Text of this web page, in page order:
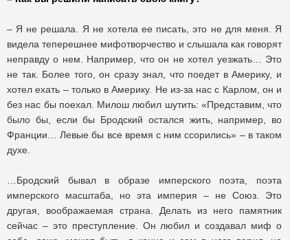
– Я не решала. Я не хотела ее писать, это не для меня. Я
видела теперешнее мифотворчество и слышала как говорят
неправду о нем. Например, что он не хотел уезжать… Это
не так. Более того, он сразу знал, что поедет в Америку, и
хотел ехать – только в Америку. Не из-за нас с Карлом, он и
без нас бы поехал. Милош любил шутить: «Представим, что
было бы, если бы Бродский остался жить, например, во
Франции… Левые бы все время с ним ссорились» – в таком
духе.
…Бродский бывал в образе имперского поэта, поэта
имперского масштаба, но эта империя – не Союз. Это
другая, воображаемая страна. Делать из него памятник
сейчас – это преступление. Он любил и создавал миф о